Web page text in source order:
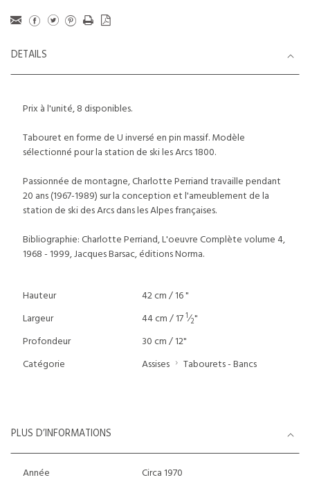
DETAILS
Prix à l'unité, 8 disponibles.
Tabouret en forme de U inversé en pin massif. Modèle
sélectionné pour la station de ski les Arcs 1800.
Passionnée de montagne, Charlotte Perriand travaille pendant
20 ans (1967-1989) sur la conception et l'ameublement de la
station de ski des Arcs dans les Alpes françaises.
Bibliographie: Charlotte Perriand, L'oeuvre Complète volume 4,
1968 - 1999, Jacques Barsac, éditions Norma.
Hauteur
42 cm / 16 "
Largeur
44 cm / 171⁄2"
Profondeur
30 cm / 12"
Catégorie
Assises Tabourets - Bancs
PLUS D’INFORMATIONS
Année
Circa 1970